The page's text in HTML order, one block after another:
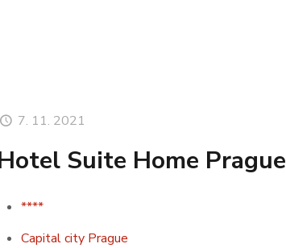
7. 11. 2021
Suite Home Prague
****
Capital city Prague